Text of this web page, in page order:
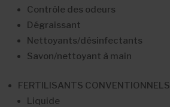
Contrôle des odeurs
Dégraissant
Nettoyants/désinfectants
Savon/nettoyant à main
FERTILISANTS CONVENTIONNELS
Liquide